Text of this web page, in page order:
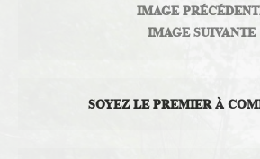
IMAGE
IMAGE SUIVANTE
SOYEZ LE PREMIER À